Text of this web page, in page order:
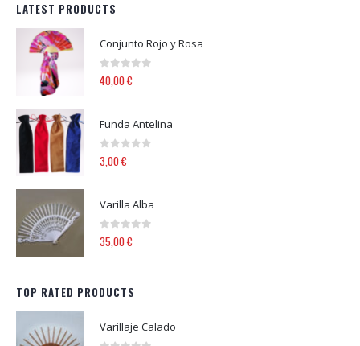
LATEST PRODUCTS
Conjunto Rojo y Rosa
0out of 5
40,00€
Funda Antelina
0 out of 5
3,00€
Varilla Alba
0out of 5
35,00€
TOP RATED PRODUCTS
Varillaje Calado